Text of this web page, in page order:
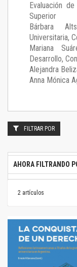
Evaluación
Superior
Bárbara
Universitaria,
Mariana
Desarrollo,
Alejandra
Anna Mónica
2 artículos
FILTRAR POR
AHORA FILTRANDO